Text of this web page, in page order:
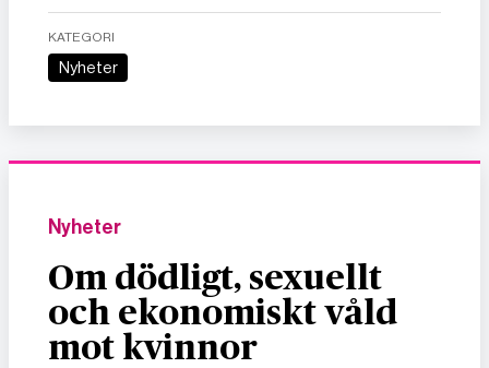
KATEGORI
Nyheter
Nyheter
Om dödligt, sexuellt
och ekonomiskt våld
mot kvinnor